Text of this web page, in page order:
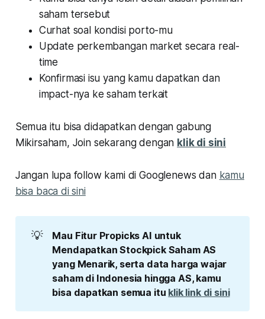
saham tersebut
Curhat soal kondisi porto-mu
Update perkembangan market secara real-
time
Konfirmasi isu yang kamu dapatkan dan
impact-nya ke saham terkait
Semua itu bisa didapatkan dengan gabung
Mikirsaham, Join sekarang dengan klik di sini
Jangan lupa follow kami di Googlenews dan kamu
bisa baca di sini
💡
Mau Fitur Propicks AI untuk
Mendapatkan Stockpick Saham AS
yang Menarik, serta data harga wajar
saham di Indonesia hingga AS, kamu
bisa dapatkan semua itu klik link di sini